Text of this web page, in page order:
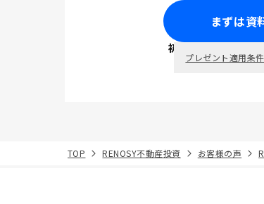
まずは資
初回面談で
プレゼント適用条
TOP RENOSY不動産投資 お客様の声